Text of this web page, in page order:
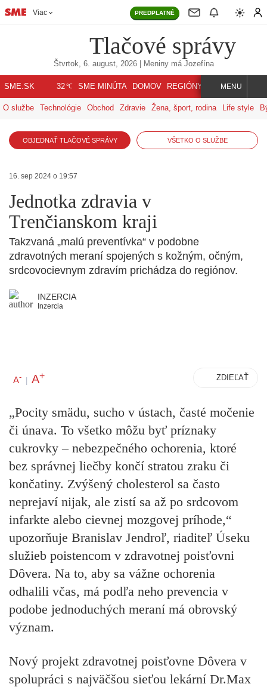
Viac PREDPLATNÉ
Tlačové správy
Štvrtok, 6. august, 2026| Meniny má Jozefína
SME.SK 32℃ SME MINÚTA DOMOV REGIÓNY INDEX SVET
MENU
O službe Technológie Obchod Zdravie Žena, šport, rodina Life style
OBJEDNAŤ TLAČOVÉ SPRÁVY VŠETKO O SLUŽBE
16. sep 2024 o 19:57
Jednotka zdravia v
Trenčianskom kraji
Takzvaná „malú preventívka“ v podobne
zdravotných meraní spojených s kožným, očným,
srdcovocievnym zdravím prichádza do regiónov.
INZERCIA
Inzercia
A- | A+ ZDIEĽAŤ
„Pocity smädu, sucho v ústach, časté močenie
či únava. To všetko môžu byť príznaky
cukrovky – nebezpečného ochorenia, ktoré
bez správnej liečby končí stratou zraku či
končatiny. Zvýšený cholesterol sa často
neprejaví nijak, ale zistí sa až po srdcovom
infarkte alebo cievnej mozgovej príhode,“
upozorňuje Branislav Jendroľ, riaditeľ Úseku
služieb poistencom v zdravotnej poisťovni
Dôvera. Na to, aby sa vážne ochorenia
odhalili včas, má podľa neho prevencia v
podobe jednoduchých meraní má obrovský
význam.
Nový projekt zdravotnej poisťovne Dôvera v
spolupráci s najväčšou sieťou lekární Dr.Max